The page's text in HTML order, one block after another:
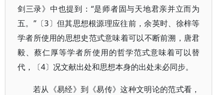
剑三录》中也提到：“是师者固与天地君亲并立而为
五。”〔3〕但其思想根源理应往前，余英时、徐梓等
学者所使用的思想史范式意味着可以不断前溯，唐君
毅、蔡仁厚等学者所使用的哲学范式意味着可以替
代，〔4〕况文献出处和思想本身的出处未必同步。
若从《易经》到《易传》这种文明论的范式看，